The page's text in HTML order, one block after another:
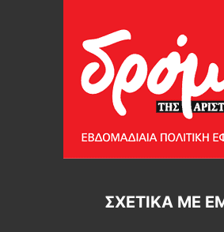
ΣΧΕΤΙΚΆ ΜΕ